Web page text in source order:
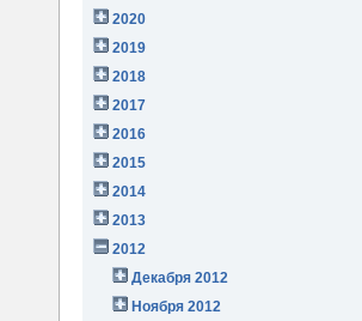
2020
2019
2018
2017
2016
2015
2014
2013
2012
Декабря 2012
Ноября 2012